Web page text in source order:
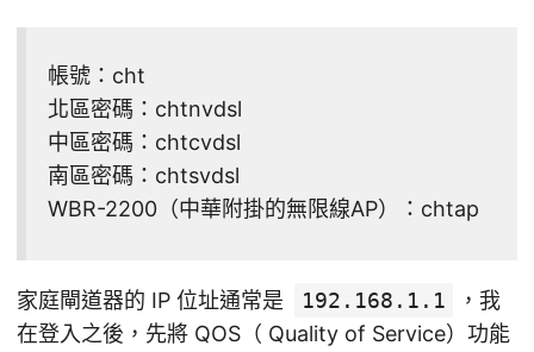
帳號：cht
北區密碼：chtnvdsl
中區密碼：chtcvdsl
南區密碼：chtsvdsl
WBR-2200（中華附掛的無限線AP）：chtap
家庭閘道器的 IP 位址通常是 192.168.1.1
，我
在登入之後，先將 QOS（ Quality of Service）功能